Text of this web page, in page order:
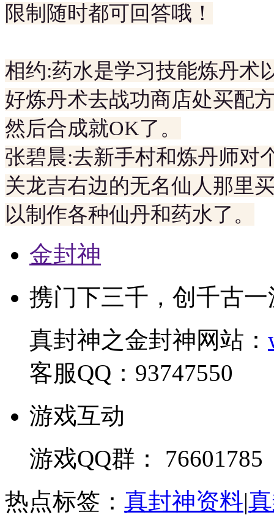
限制随时都可回答哦！
相约:药水是学习技能炼丹术
好炼丹术去战功商店处买配
然后合成就OK了。
张碧晨:去新手村和炼丹师对
关龙吉右边的无名仙人那里
以制作各种仙丹和药水了。
金封神
携门下三千，创千古一
真封神之金封神网站：
客服QQ：93747550
游戏互动
游戏QQ群： 76601785
热点标签： 真封神资料|